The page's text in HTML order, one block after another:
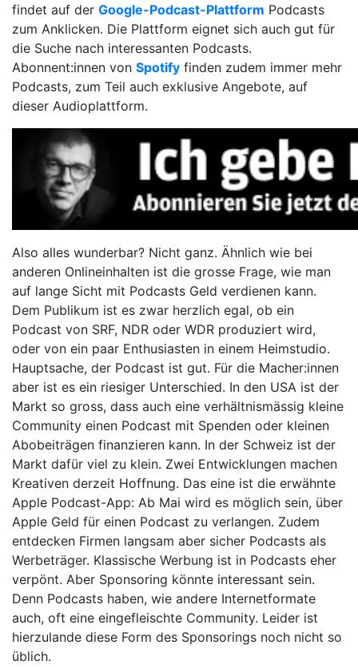
findet auf der Google-Podcast-Plattform Podcasts
zum Anklicken. Die Plattform eignet sich auch gut für
die Suche nach interessanten Podcasts.
Abonnent:innen von Spotify finden zudem immer mehr
Podcasts, zum Teil auch exklusive Angebote, auf
dieser Audioplattform.
Also alles wunderbar? Nicht ganz. Ähnlich wie bei
anderen Onlineinhalten ist die grosse Frage, wie man
auf lange Sicht mit Podcasts Geld verdienen kann.
Dem Publikum ist es zwar herzlich egal, ob ein
Podcast von SRF, NDR oder WDR produziert wird,
oder von ein paar Enthusiasten in einem Heimstudio.
Hauptsache, der Podcast ist gut. Für die Macher:innen
aber ist es ein riesiger Unterschied. In den USA ist der
Markt so gross, dass auch eine verhältnismässig kleine
Community einen Podcast mit Spenden oder kleinen
Abobeiträgen finanzieren kann. In der Schweiz ist der
Markt dafür viel zu klein. Zwei Entwicklungen machen
Kreativen derzeit Hoffnung. Das eine ist die erwähnte
Apple Podcast-App: Ab Mai wird es möglich sein, über
Apple Geld für einen Podcast zu verlangen. Zudem
entdecken Firmen langsam aber sicher Podcasts als
Werbeträger. Klassische Werbung ist in Podcasts eher
verpönt. Aber Sponsoring könnte interessant sein.
Denn Podcasts haben, wie andere Internetformate
auch, oft eine eingefleischte Community. Leider ist
hierzulande diese Form des Sponsorings noch nicht so
üblich.